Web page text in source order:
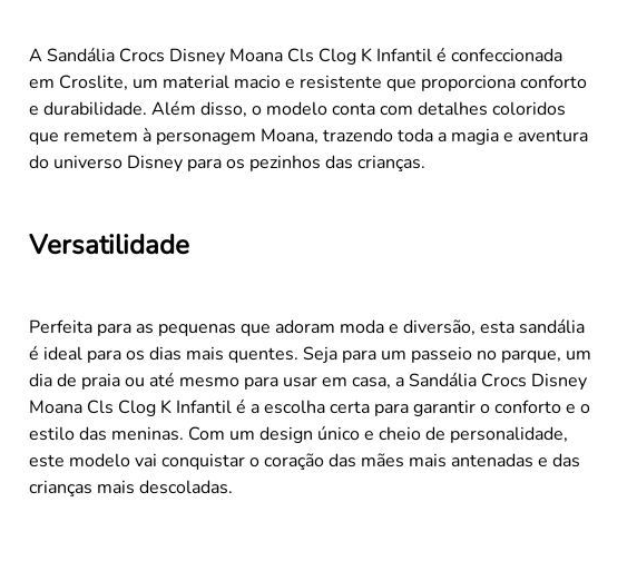
A Sandália Crocs Disney Moana Cls Clog K Infantil é confeccionada
em Croslite, um material macio e resistente que proporciona conforto
e durabilidade. Além disso, o modelo conta com detalhes coloridos
que remetem à personagem Moana, trazendo toda a magia e aventura
do universo Disney para os pezinhos das crianças.
Versatilidade
Perfeita para as pequenas que adoram moda e diversão, esta sandália
é ideal para os dias mais quentes. Seja para um passeio no parque, um
dia de praia ou até mesmo para usar em casa, a Sandália Crocs Disney
Moana Cls Clog K Infantil é a escolha certa para garantir o conforto e o
estilo das meninas. Com um design único e cheio de personalidade,
este modelo vai conquistar o coração das mães mais antenadas e das
crianças mais descoladas.